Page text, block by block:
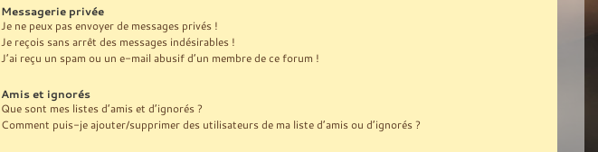
Messagerie privée
Je ne peux pas envoyer de messages privés !
Je reçois sans arrêt des messages indésirables !
J’ai reçu un spam ou un e-mail abusif d’un membre de ce forum !
Amis et ignorés
Que sont mes listes d’amis et d’ignorés ?
Comment puis-je ajouter/supprimer des utilisateurs de ma liste d’amis ou d’ignorés ?